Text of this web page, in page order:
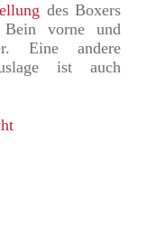
des Boxers
vorne und
Eine andere
ist auch